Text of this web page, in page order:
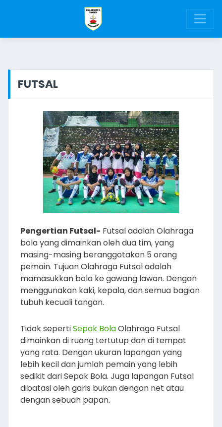
FUTSAL
Pengertian Futsal- Futsal adalah Olahraga
bola yang dimainkan oleh dua tim, yang
masing-masing beranggotakan 5 orang
pemain. Tujuan Olahraga Futsal adalah
mamasukkan bola ke gawang lawan. Dengan
menggunakan kaki, kepala, dan semua bagian
tubuh kecuali tangan.
Tidak sepertiSepak BolaOlahraga Futsal
dimainkan di ruang tertutup dan di tempat
yang rata. Dengan ukuran lapangan yang
lebih kecil dan jumlah pemain yang lebih
sedikit dari Sepak Bola. Juga lapangan Futsal
dibatasi oleh garis bukan dengan net atau
dengan sebuah papan.